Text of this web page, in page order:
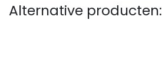
Alternative producten: